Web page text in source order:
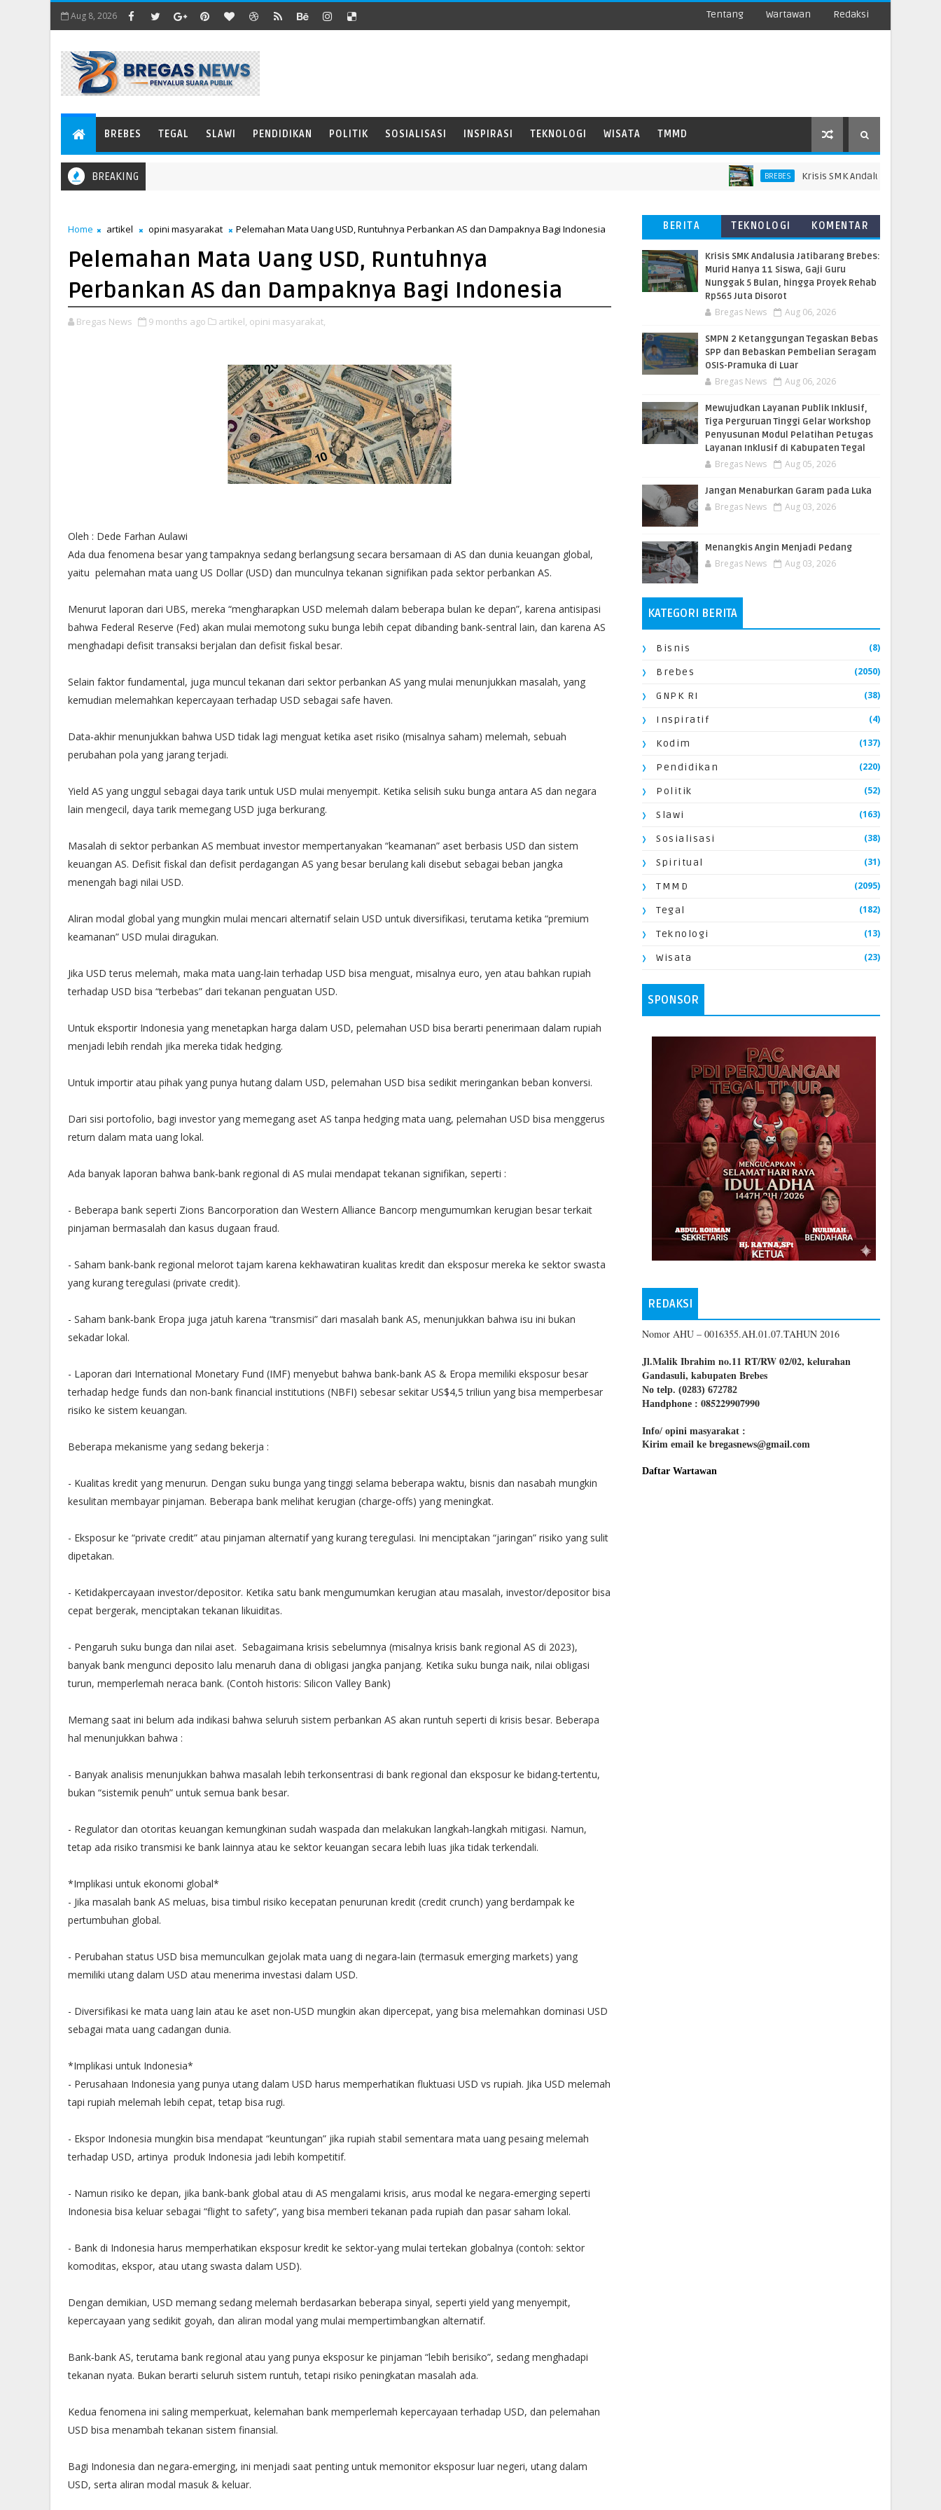
Aug 8, 2026 Tentang Wartawan Redaksi
BREBES TEGAL SLAWI PENDIDIKAN POLITIK SOSIALISASI INSPIRASI TEKNOLOGI WISATA TMMD
BREAKING BREBES Krisis SMK Andalusia Jatibarang
Home artikel opini masyarakat Pelemahan Mata Uang USD, Runtuhnya Perbankan AS dan Dampaknya Bagi Indonesia
Pelemahan Mata Uang USD, Runtuhnya
Perbankan AS dan Dampaknya Bagi Indonesia
Bregas News 9 months ago artikel, opini masyarakat,
Oleh : Dede Farhan Aulawi
Ada dua fenomena besar yang tampaknya sedang berlangsung secara bersamaan di AS dan dunia keuangan global,
yaitu pelemahan mata uang US Dollar (USD) dan munculnya tekanan signifikan pada sektor perbankan AS.
Menurut laporan dari UBS, mereka “mengharapkan USD melemah dalam beberapa bulan ke depan”, karena antisipasi
bahwa Federal Reserve (Fed) akan mulai memotong suku bunga lebih cepat dibanding bank‐sentral lain, dan karena AS
menghadapi defisit transaksi berjalan dan defisit fiskal besar.
Selain faktor fundamental, juga muncul tekanan dari sektor perbankan AS yang mulai menunjukkan masalah, yang
kemudian melemahkan kepercayaan terhadap USD sebagai safe haven.
Data‐akhir menunjukkan bahwa USD tidak lagi menguat ketika aset risiko (misalnya saham) melemah, sebuah
perubahan pola yang jarang terjadi.
Yield AS yang unggul sebagai daya tarik untuk USD mulai menyempit. Ketika selisih suku bunga antara AS dan negara
lain mengecil, daya tarik memegang USD juga berkurang.
Masalah di sektor perbankan AS membuat investor mempertanyakan “keamanan” aset berbasis USD dan sistem
keuangan AS. Defisit fiskal dan defisit perdagangan AS yang besar berulang kali disebut sebagai beban jangka
menengah bagi nilai USD.
Aliran modal global yang mungkin mulai mencari alternatif selain USD untuk diversifikasi, terutama ketika “premium
keamanan” USD mulai diragukan.
Jika USD terus melemah, maka mata uang‐lain terhadap USD bisa menguat, misalnya euro, yen atau bahkan rupiah
terhadap USD bisa “terbebas” dari tekanan penguatan USD.
Untuk eksportir Indonesia yang menetapkan harga dalam USD, pelemahan USD bisa berarti penerimaan dalam rupiah
menjadi lebih rendah jika mereka tidak hedging.
Untuk importir atau pihak yang punya hutang dalam USD, pelemahan USD bisa sedikit meringankan beban konversi.
Dari sisi portofolio, bagi investor yang memegang aset AS tanpa hedging mata uang, pelemahan USD bisa menggerus
return dalam mata uang lokal.
Ada banyak laporan bahwa bank‐bank regional di AS mulai mendapat tekanan signifikan, seperti :
- Beberapa bank seperti Zions Bancorporation dan Western Alliance Bancorp mengumumkan kerugian besar terkait
pinjaman bermasalah dan kasus dugaan fraud.
- Saham bank‐bank regional melorot tajam karena kekhawatiran kualitas kredit dan eksposur mereka ke sektor swasta
yang kurang teregulasi (private credit).
- Saham bank‐bank Eropa juga jatuh karena “transmisi” dari masalah bank AS, menunjukkan bahwa isu ini bukan
sekadar lokal.
- Laporan dari International Monetary Fund (IMF) menyebut bahwa bank‐bank AS & Eropa memiliki eksposur besar
terhadap hedge funds dan non‐bank financial institutions (NBFI) sebesar sekitar US$4,5 triliun yang bisa memperbesar
risiko ke sistem keuangan.
Beberapa mekanisme yang sedang bekerja :
- Kualitas kredit yang menurun. Dengan suku bunga yang tinggi selama beberapa waktu, bisnis dan nasabah mungkin
kesulitan membayar pinjaman. Beberapa bank melihat kerugian (charge‐offs) yang meningkat.
- Eksposur ke “private credit” atau pinjaman alternatif yang kurang teregulasi. Ini menciptakan “jaringan” risiko yang sulit
dipetakan.
- Ketidakpercayaan investor/depositor. Ketika satu bank mengumumkan kerugian atau masalah, investor/depositor bisa
cepat bergerak, menciptakan tekanan likuiditas.
- Pengaruh suku bunga dan nilai aset. Sebagaimana krisis sebelumnya (misalnya krisis bank regional AS di 2023),
banyak bank mengunci deposito lalu menaruh dana di obligasi jangka panjang. Ketika suku bunga naik, nilai obligasi
turun, memperlemah neraca bank. (Contoh historis: Silicon Valley Bank)
Memang saat ini belum ada indikasi bahwa seluruh sistem perbankan AS akan runtuh seperti di krisis besar. Beberapa
hal menunjukkan bahwa :
- Banyak analisis menunjukkan bahwa masalah lebih terkonsentrasi di bank regional dan eksposur ke bidang‐tertentu,
bukan “sistemik penuh” untuk semua bank besar.
- Regulator dan otoritas keuangan kemungkinan sudah waspada dan melakukan langkah‐langkah mitigasi. Namun,
tetap ada risiko transmisi ke bank lainnya atau ke sektor keuangan secara lebih luas jika tidak terkendali.
*Implikasi untuk ekonomi global*
- Jika masalah bank AS meluas, bisa timbul risiko kecepatan penurunan kredit (credit crunch) yang berdampak ke
pertumbuhan global.
- Perubahan status USD bisa memunculkan gejolak mata uang di negara‐lain (termasuk emerging markets) yang
memiliki utang dalam USD atau menerima investasi dalam USD.
- Diversifikasi ke mata uang lain atau ke aset non‐USD mungkin akan dipercepat, yang bisa melemahkan dominasi USD
sebagai mata uang cadangan dunia.
*Implikasi untuk Indonesia*
- Perusahaan Indonesia yang punya utang dalam USD harus memperhatikan fluktuasi USD vs rupiah. Jika USD melemah
tapi rupiah melemah lebih cepat, tetap bisa rugi.
- Ekspor Indonesia mungkin bisa mendapat “keuntungan” jika rupiah stabil sementara mata uang pesaing melemah
terhadap USD, artinya produk Indonesia jadi lebih kompetitif.
- Namun risiko ke depan, jika bank‐bank global atau di AS mengalami krisis, arus modal ke negara‐emerging seperti
Indonesia bisa keluar sebagai “flight to safety”, yang bisa memberi tekanan pada rupiah dan pasar saham lokal.
- Bank di Indonesia harus memperhatikan eksposur kredit ke sektor‐yang mulai tertekan globalnya (contoh: sektor
komoditas, ekspor, atau utang swasta dalam USD).
Dengan demikian, USD memang sedang melemah berdasarkan beberapa sinyal, seperti yield yang menyempit,
kepercayaan yang sedikit goyah, dan aliran modal yang mulai mempertimbangkan alternatif.
Bank‐bank AS, terutama bank regional atau yang punya eksposur ke pinjaman “lebih berisiko”, sedang menghadapi
tekanan nyata. Bukan berarti seluruh sistem runtuh, tetapi risiko peningkatan masalah ada.
Kedua fenomena ini saling memperkuat, kelemahan bank memperlemah kepercayaan terhadap USD, dan pelemahan
USD bisa menambah tekanan sistem finansial.
Bagi Indonesia dan negara‐emerging, ini menjadi saat penting untuk memonitor eksposur luar negeri, utang dalam
USD, serta aliran modal masuk & keluar.
BERITA
TERBARU
TEKNOLOGI
KOMENTAR
Krisis SMK Andalusia Jatibarang Brebes:
Murid Hanya 11 Siswa, Gaji Guru
Nunggak 5 Bulan, hingga Proyek Rehab
Rp565 Juta Disorot
Bregas News Aug 06, 2026
SMPN 2 Ketanggungan Tegaskan Bebas
SPP dan Bebaskan Pembelian Seragam
OSIS-Pramuka di Luar
Bregas News Aug 06, 2026
​Mewujudkan Layanan Publik Inklusif,
Tiga Perguruan Tinggi Gelar Workshop
Penyusunan Modul Pelatihan Petugas
Layanan Inklusif di Kabupaten Tegal
Bregas News Aug 05, 2026
Jangan Menaburkan Garam pada Luka
Bregas News Aug 03, 2026
Menangkis Angin Menjadi Pedang
Bregas News Aug 03, 2026
KATEGORI BERITA
Bisnis (8)
Brebes (2050)
GNPK RI (38)
Inspiratif (4)
Kodim (137)
Pendidikan (220)
Politik (52)
Slawi (163)
Sosialisasi (38)
Spiritual (31)
TMMD (2095)
Tegal (182)
Teknologi (13)
Wisata (23)
SPONSOR
REDAKSI
Nomor AHU – 0016355.AH.01.07.TAHUN 2016
Jl.Malik Ibrahim no.11 RT/RW 02/02, kelurahan
Gandasuli, kabupaten Brebes
No telp. (0283) 672782
Handphone : 085229907990
Info/ opini masyarakat :
Kirim email ke bregasnews@gmail.com
Daftar Wartawan